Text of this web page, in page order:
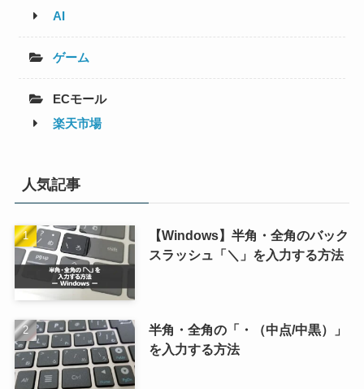
AI
ゲーム
ECモール
楽天市場
人気記事
【Windows】半角・全角のバック
スラッシュ「＼」を入力する方法
半角・全角の「・（中点/中黒）」
を入力する方法